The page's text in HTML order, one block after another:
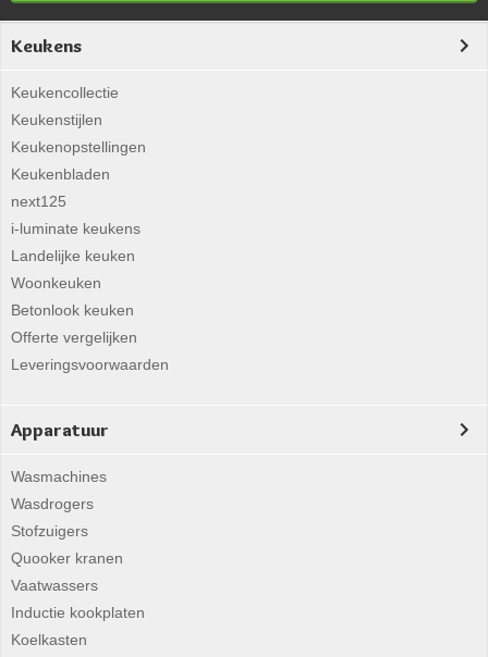
Keukens
Keukencollectie
Keukenstijlen
Keukenopstellingen
Keukenbladen
next125
i-luminate keukens
Landelijke keuken
Woonkeuken
Betonlook keuken
Offerte vergelijken
Leveringsvoorwaarden
Apparatuur
Wasmachines
Wasdrogers
Stofzuigers
Quooker kranen
Vaatwassers
Inductie kookplaten
Koelkasten